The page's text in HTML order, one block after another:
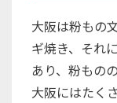
大阪は粉もの
ギ焼き、それ
あり、粉もの
大阪にはたく